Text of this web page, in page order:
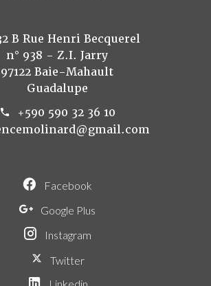
B Rue Henri Becquerel
n° 938 - Z.I. Jarry
97122 Baie-Mahault
Guadalupe
+590 590 32 36 10
Facebook
Google Plus
Instagram
Twitter
Linkedin